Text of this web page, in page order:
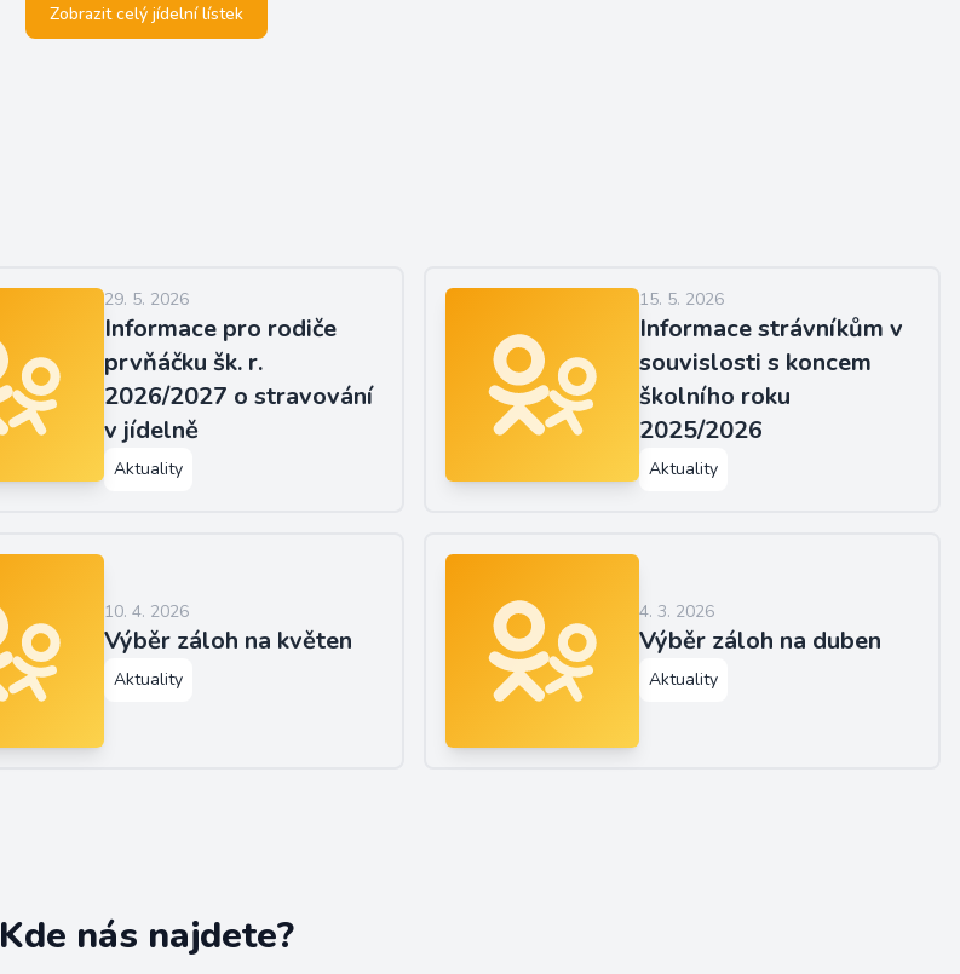
Zobrazit celý jídelní lístek
29. 5. 2026
Informace pro rodiče
prvňáčku šk. r.
2026/2027 o stravování
v jídelně
Aktuality
15. 5. 2026
Informace strávníkům v
souvislosti s koncem
školního roku
2025/2026
Aktuality
10. 4. 2026
Výběr záloh na květen
Aktuality
4. 3. 2026
Výběr záloh na duben
Aktuality
Kde nás najdete?